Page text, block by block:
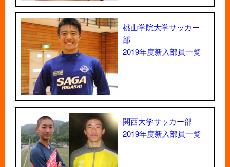
桃山学院大学サッカー
部
2019年度新入部員一覧
関西大学サッカー部
2019年度新入部員一覧